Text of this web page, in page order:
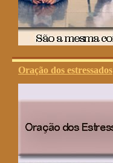
Oração dos estressados